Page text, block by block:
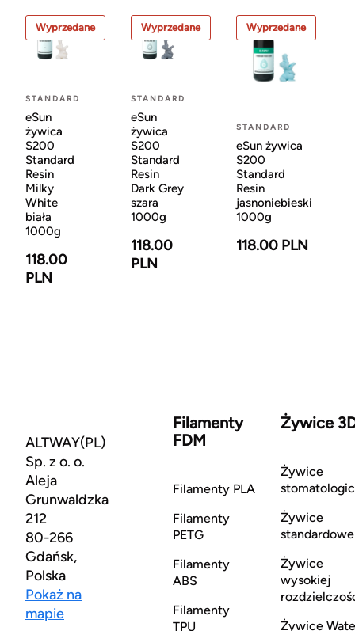
Wyprzedane
STANDARD
eSun
żywica
S200
Standard
Resin
Milky
White
biała
1000g
118.00
PLN
Wyprzedane
STANDARD
eSun
żywica
S200
Standard
Resin
Dark Grey
szara
1000g
118.00
PLN
Wyprzedane
STANDARD
eSun żywica
S200
Standard
Resin
jasnoniebieski
1000g
118.00 PLN
ALTWAY(PL)
Sp. z o. o.
Aleja
Grunwaldzka
212
80-266
Gdańsk,
Polska
Pokaż na
mapie
Filamenty
FDM
Filamenty PLA
Filamenty
PETG
Filamenty
ABS
Filamenty
TPU
Żywice
Żywice
Żywice
standardowe
Żywice
wysokiej
Żywice